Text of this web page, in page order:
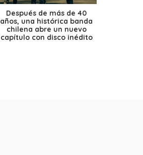
Después de más de 40
años, una histórica banda
chilena abre un nuevo
capítulo con disco inédito